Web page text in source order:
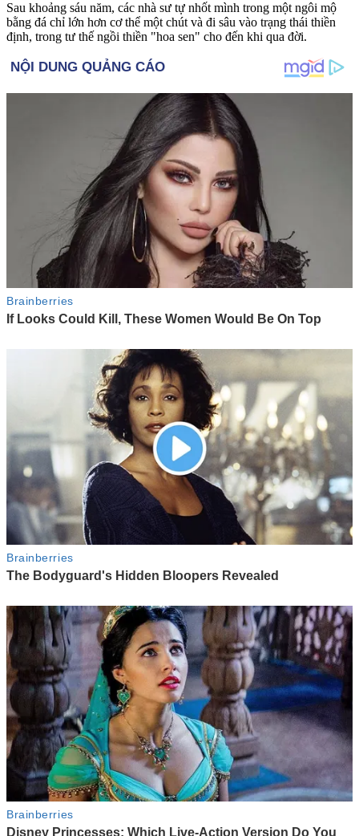
Sau khoảng sáu năm, các nhà sư tự nhốt mình trong một ngôi mộ
bằng đá chỉ lớn hơn c‌ơ th‌ể một chút và đi sâu vào trạng thái thiền
định, trong tư thế ngồi thiền "hoa sen" cho đến khi qua đời.